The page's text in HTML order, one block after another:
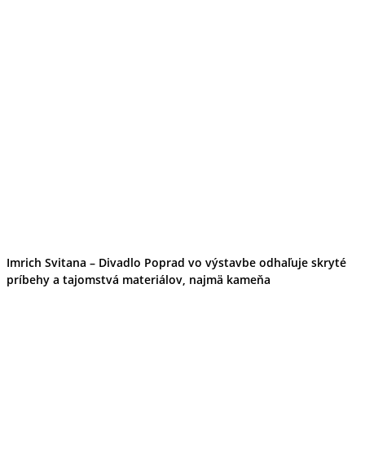
Imrich Svitana – Divadlo Poprad vo výstavbe odhaľuje skryté
príbehy a tajomstvá materiálov, najmä kameňa